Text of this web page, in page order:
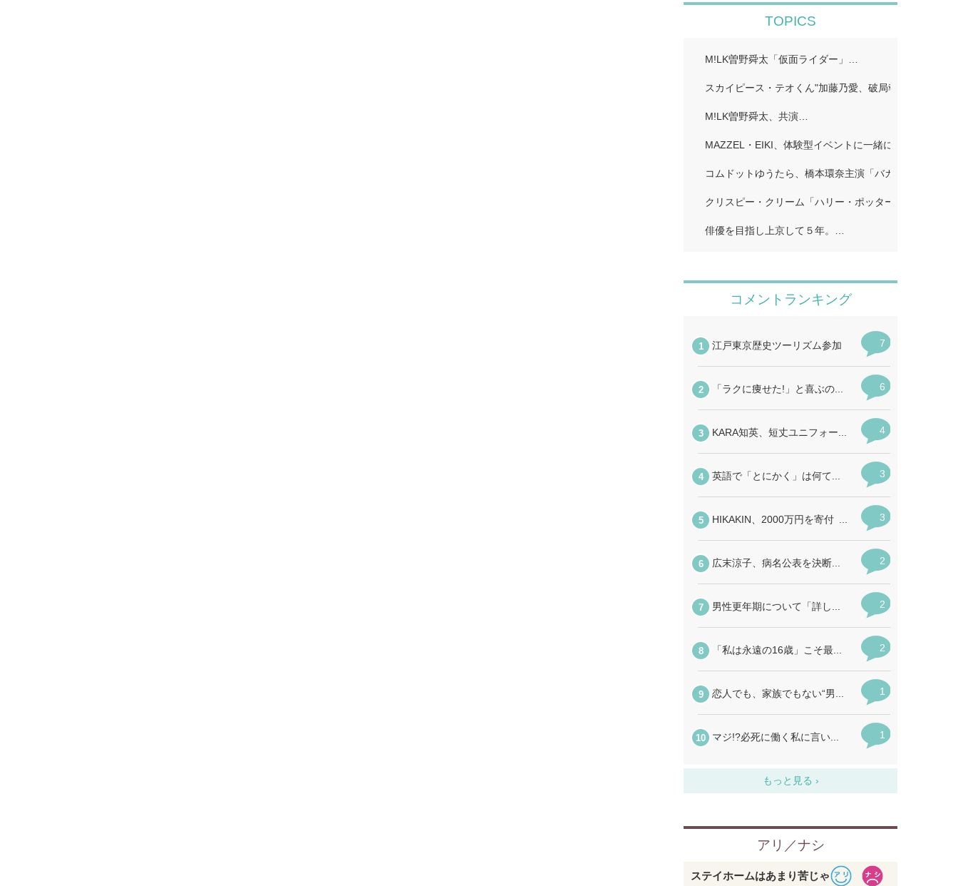
TOPICS
M!LK曽野舜太「仮面ライダー」…
スカイピース・テオくん"加藤乃愛、破局報告「どちら
M!LK曽野舜太、共演…
MAZZEL・EIKI、体験型イベントに一緒に行きたい人
コムドットゆうたら、橋本環奈主演「バカンスの法則
クリスピー・クリーム「ハリー・ポッター」…
俳優を目指し上京して５年。…